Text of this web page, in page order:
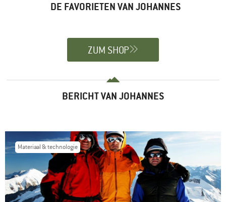
DE FAVORIETEN VAN JOHANNES
ZUM SHOP
BERICHT VAN JOHANNES
Materiaal & technologie